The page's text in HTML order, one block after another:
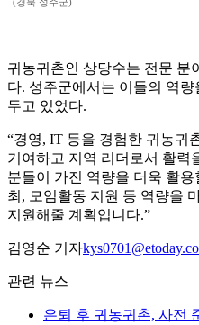
귀농귀촌인 상당수는 전문 분
다. 성주군에서는 이들의 역
두고 있었다.
“경영, IT 등을 경험한 귀농귀
기여하고 지역 리더로서 활력
분들이 가진 역량을 더욱 활
최, 모임활동 지원 등 역량을
지원해줄 계획입니다.”
김영순 기자
관련 뉴스
은퇴 후 귀농귀촌, 사전